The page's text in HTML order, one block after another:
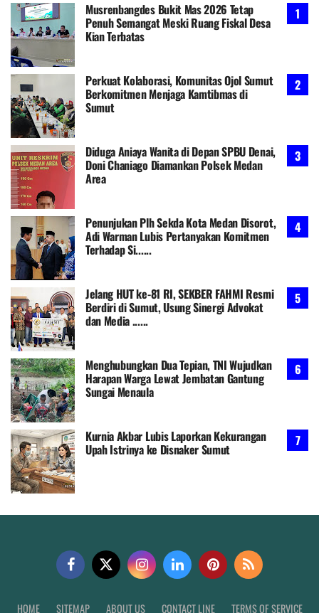
Musrenbangdes Bukit Mas 2026 Tetap
Penuh Semangat Meski Ruang Fiskal Desa
Kian Terbatas
Perkuat Kolaborasi, Komunitas Ojol Sumut
Berkomitmen Menjaga Kamtibmas di
Sumut
Diduga Aniaya Wanita di Depan SPBU Denai,
Doni Chaniago Diamankan Polsek Medan
Area
Penunjukan Plh Sekda Kota Medan Disorot,
Adi Warman Lubis Pertanyakan Komitmen
Terhadap Si......
Jelang HUT ke-81 RI, SEKBER FAHMI Resmi
Berdiri di Sumut, Usung Sinergi Advokat
dan Media ......
Menghubungkan Dua Tepian, TNI Wujudkan
Harapan Warga Lewat Jembatan Gantung
Sungai Menaula
Kurnia Akbar Lubis Laporkan Kekurangan
Upah Istrinya ke Disnaker Sumut
HOME SITEMAP ABOUT US CONTACT LINE TERMS OF SERVICE